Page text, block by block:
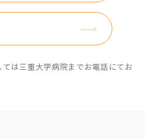
は三重大学病院までお電話にてお